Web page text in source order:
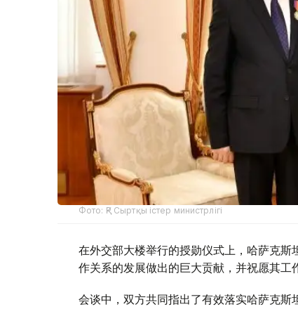
Фото: ҚР Сыртқы істер министрлігі
在外交部大楼举行的授勋仪式上，哈萨克
作关系的发展做出的巨大贡献，并祝愿其工
会谈中，双方共同指出了有效落实哈萨克